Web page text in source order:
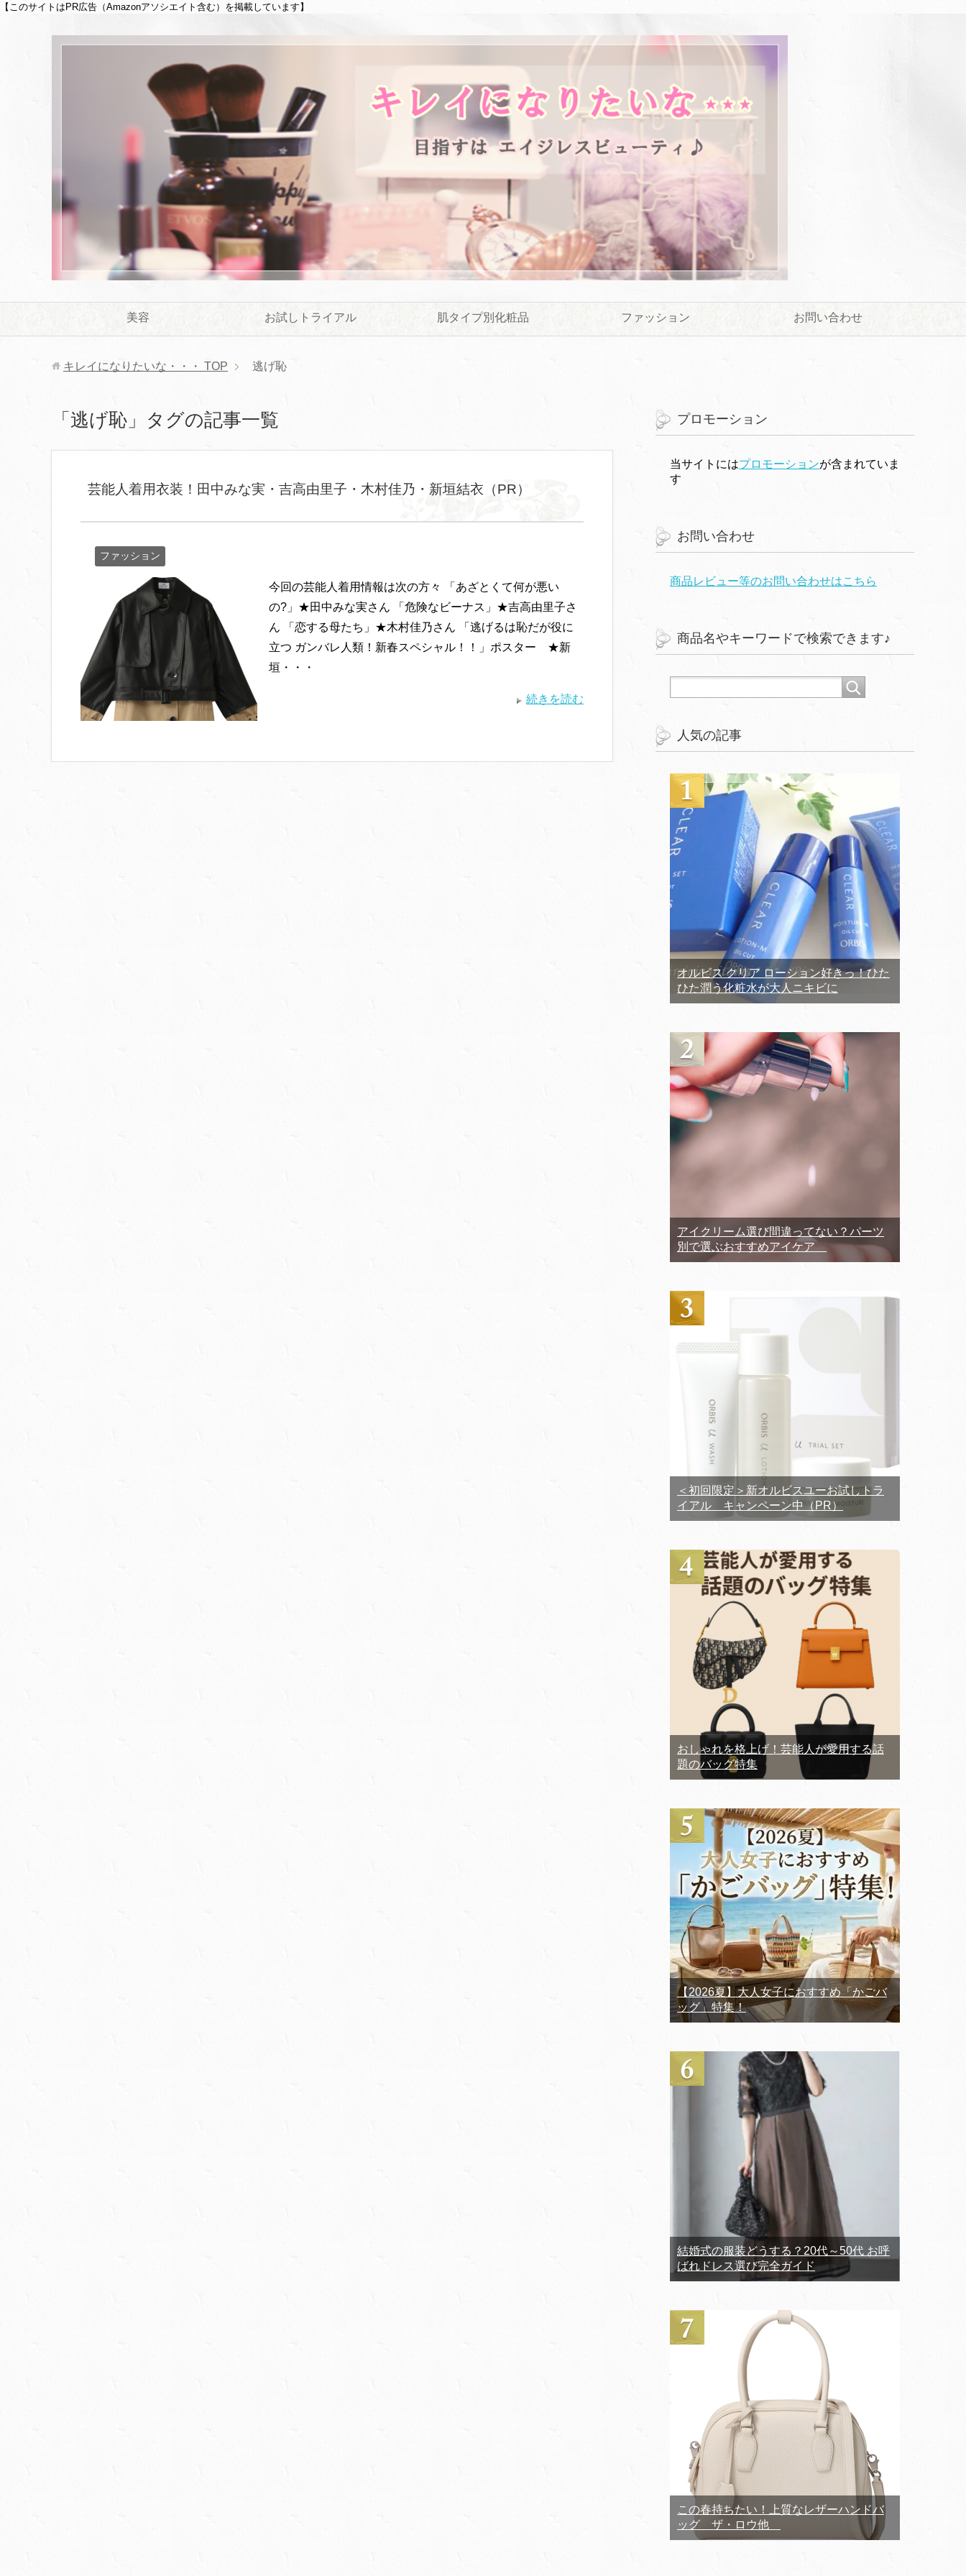
【このサイトはPR広告（Amazonアソシエイト含む）を掲載しています】
美容 お試しトライアル 肌タイプ別化粧品 ファッション お問い合わせ
キレイになりたいな・・・ TOP 逃げ恥
「逃げ恥」タグの記事一覧
芸能人着用衣装！田中みな実・吉高由里子・木村佳乃・新垣結衣（PR）
ファッション
今回の芸能人着用情報は次の方々 「あざとくて何が悪い
の?」★田中みな実さん 「危険なビーナス」★吉高由里子さ
ん 「恋する母たち」★木村佳乃さん 「逃げるは恥だが役に
立つ ガンバレ人類！新春スペシャル！！」ポスター ★新
垣・・・
続きを読む
プロモーション
当サイトにはプロモーションが含まれていま
す
お問い合わせ
商品レビュー等のお問い合わせはこちら
商品名やキーワードで検索できます♪
人気の記事
オルビス クリア ローション好きっ！ひた
ひた潤う化粧水が大人ニキビに
アイクリーム選び間違ってない？パーツ
別で選ぶおすすめアイケア
＜初回限定＞新オルビスユーお試しトラ
イアル キャンペーン中（PR）
おしゃれを格上げ！芸能人が愛用する話
題のバッグ特集
【2026夏】大人女子におすすめ「かごバ
ッグ」特集！
結婚式の服装どうする？20代～50代 お呼
ばれドレス選び完全ガイド
この春持ちたい！上質なレザーハンドバ
ッグ ザ・ロウ他